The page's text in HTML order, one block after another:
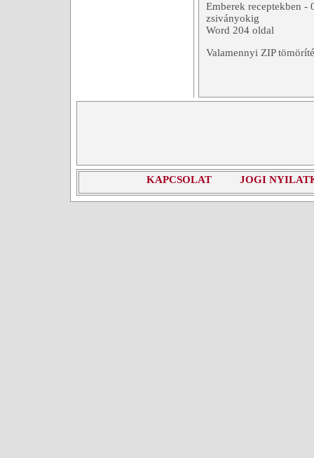
Emberek receptekben -
zsiványokig
Word 204 oldal
Valamennyi ZIP
KAPCSOLAT JOGI